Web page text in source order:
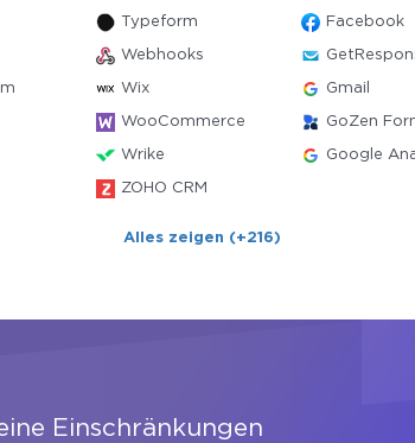
Typeform Facebook
Webhooks
Wix Gmail
WooCommerce GoZen
Wrike Google
ZOHO CRM
Alles zeigen (+216)
Einschränkungen